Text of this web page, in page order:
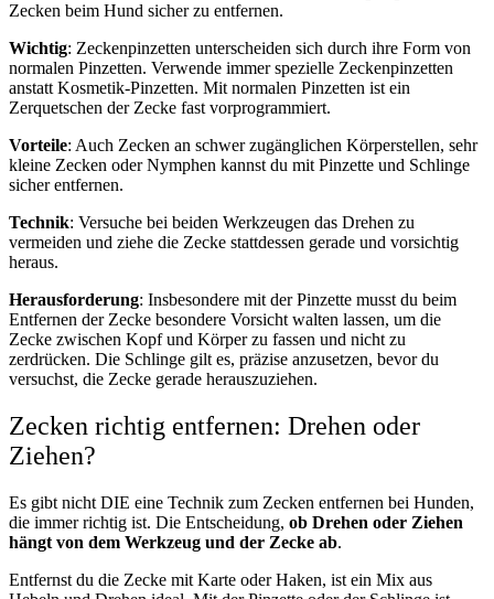
Zecken beim Hund sicher zu entfernen.
Wichtig: Zeckenpinzetten unterscheiden sich durch ihre Form von
normalen Pinzetten. Verwende immer spezielle Zeckenpinzetten
anstatt Kosmetik-Pinzetten. Mit normalen Pinzetten ist ein
Zerquetschen der Zecke fast vorprogrammiert.
Vorteile: Auch Zecken an schwer zugänglichen Körperstellen, sehr
kleine Zecken oder Nymphen kannst du mit Pinzette und Schlinge
sicher entfernen.
Technik: Versuche bei beiden Werkzeugen das Drehen zu
vermeiden und ziehe die Zecke stattdessen gerade und vorsichtig
heraus.
Herausforderung: Insbesondere mit der Pinzette musst du beim
Entfernen der Zecke besondere Vorsicht walten lassen, um die
Zecke zwischen Kopf und Körper zu fassen und nicht zu
zerdrücken. Die Schlinge gilt es, präzise anzusetzen, bevor du
versuchst, die Zecke gerade herauszuziehen.
Zecken richtig entfernen: Drehen oder
Ziehen?
Es gibt nicht DIE eine Technik zum Zecken entfernen bei Hunden,
die immer richtig ist. Die Entscheidung, ob Drehen oder Ziehen
hängt von dem Werkzeug und der Zecke ab.
Entfernst du die Zecke mit Karte oder Haken, ist ein Mix aus